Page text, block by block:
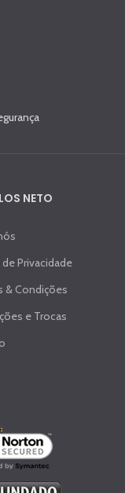
NETO
Privacidade
& Condições
e Trocas